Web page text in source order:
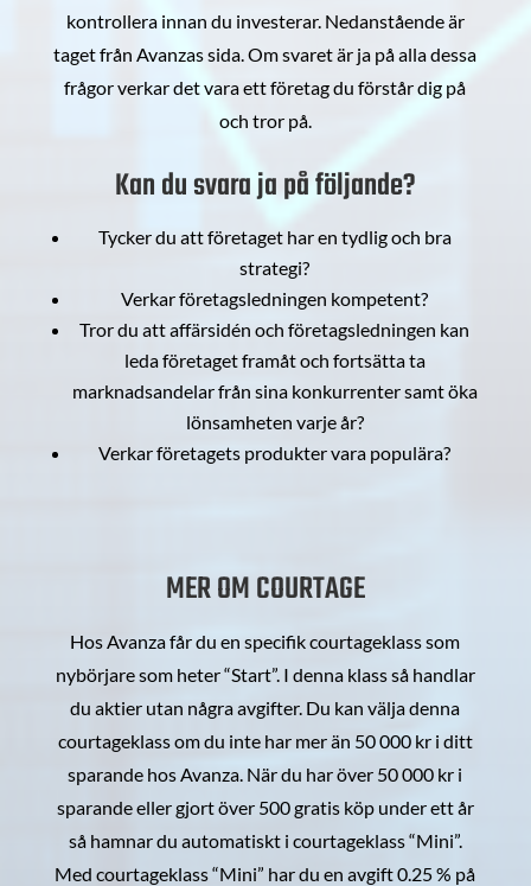
kontrollera innan du investerar. Nedanstående är
taget från Avanzas sida. Om svaret är ja på alla dessa
frågor verkar det vara ett företag du förstår dig på
och tror på.
Kan du svara ja på följande?
Tycker du att företaget har en tydlig och bra
strategi?
Verkar företagsledningen kompetent?
Tror du att affärsidén och företagsledningen kan
leda företaget framåt och fortsätta ta
marknadsandelar från sina konkurrenter samt öka
lönsamheten varje år?
Verkar företagets produkter vara populära?
MER OM COURTAGE
Hos Avanza får du en specifik courtageklass som
nybörjare som heter “Start”. I denna klass så handlar
du aktier utan några avgifter. Du kan välja denna
courtageklass om du inte har mer än 50 000 kr i ditt
sparande hos Avanza. När du har över 50 000 kr i
sparande eller gjort över 500 gratis köp under ett år
så hamnar du automatiskt i courtageklass “Mini”.
Med courtageklass “Mini” har du en avgift 0.25 % på